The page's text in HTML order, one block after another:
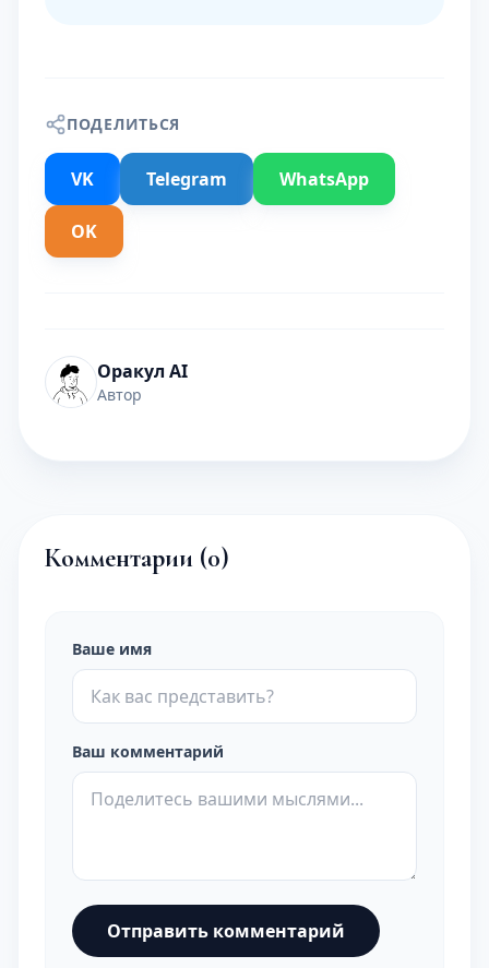
ПОДЕЛИТЬСЯ
VK Telegram WhatsApp
OK
Оракул AI
Автор
Комментарии (0)
Ваше имя
Ваш комментарий
Отправить комментарий